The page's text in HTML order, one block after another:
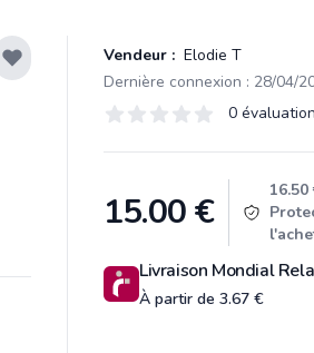
Vendeur : Elodie T
Évaluations
0 sur 5 étoiles 0
15.00€
16.50
Livraison Mondial
À partir de 3.67 €